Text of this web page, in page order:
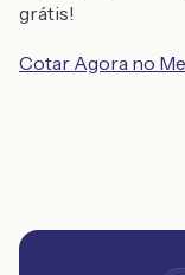
grátis!
Cotar Agora no